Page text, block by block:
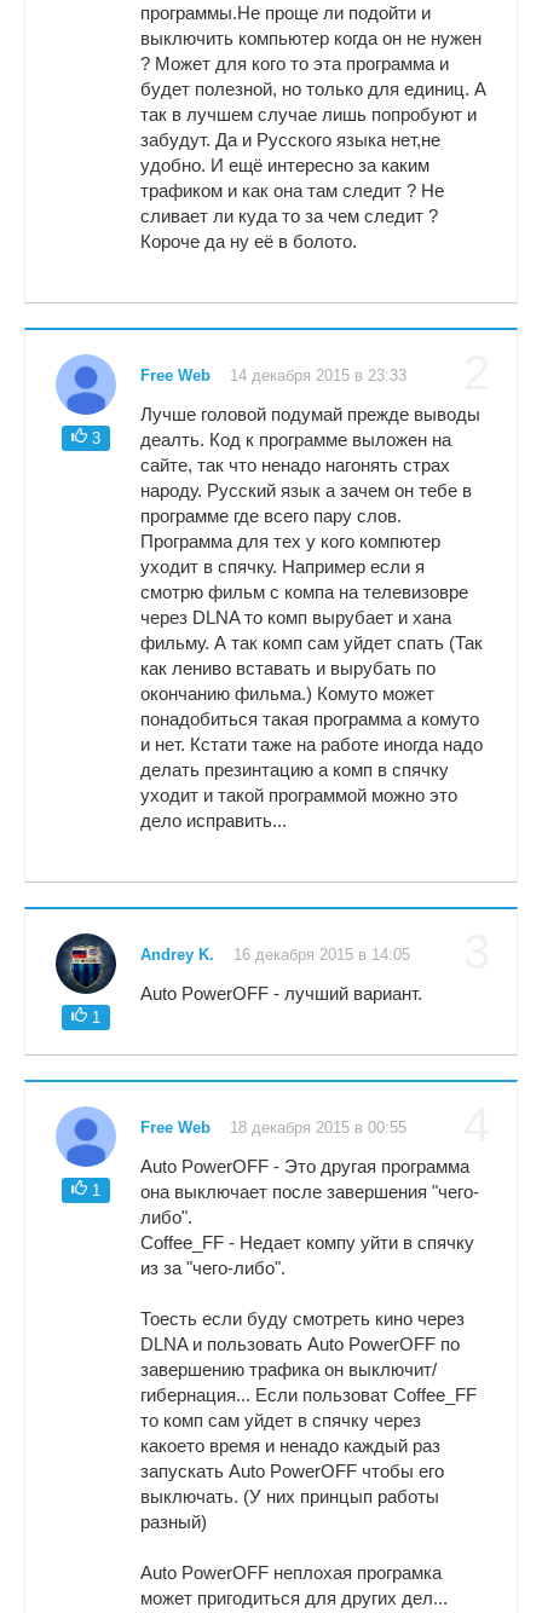
программы.Не проще ли подойти и
выключить компьютер когда он не нужен
? Может для кого то эта программа и
будет полезной, но только для единиц. А
так в лучшем случае лишь попробуют и
забудут. Да и Русского языка нет,не
удобно. И ещё интересно за каким
трафиком и как она там следит ? Не
сливает ли куда то за чем следит ?
Короче да ну её в болото.
3
Free Web 14 декабря 2015 в 23:33
Лучше головой подумай прежде выводы
деалть. Код к программе выложен на
сайте, так что ненадо нагонять страх
народу. Русский язык а зачем он тебе в
программе где всего пару слов.
Программа для тех у кого компютер
уходит в спячку. Например если я
смотрю фильм с компа на телевизовре
через DLNA то комп вырубает и хана
фильму. А так комп сам уйдет спать (Так
как лениво вставать и вырубать по
окончанию фильма.) Комуто может
понадобиться такая программа а комуто
и нет. Кстати таже на работе иногда надо
делать презинтацию а комп в спячку
уходит и такой программой можно это
дело исправить...
1
Andrey K. 16 декабря 2015 в 14:05
Auto PowerOFF - лучший вариант.
1
Free Web 18 декабря 2015 в 00:55
Auto PowerOFF - Это другая программа
она выключает после завершения "чего-
либо".
Coffee_FF - Недает компу уйти в спячку
из за "чего-либо".
Тоесть если буду смотреть кино через
DLNA и пользовать Auto PowerOFF по
завершению трафика он выключит/
гибернация... Если пользоват Coffee_FF
то комп сам уйдет в спячку через
какоето время и ненадо каждый раз
запускать Auto PowerOFF чтобы его
выключать. (У них принцып работы
разный)
Auto PowerOFF неплохая програмка
может пригодиться для других дел...